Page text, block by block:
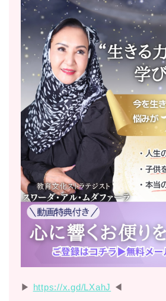
▶︎ https://x.gd/LXahJ ◀︎